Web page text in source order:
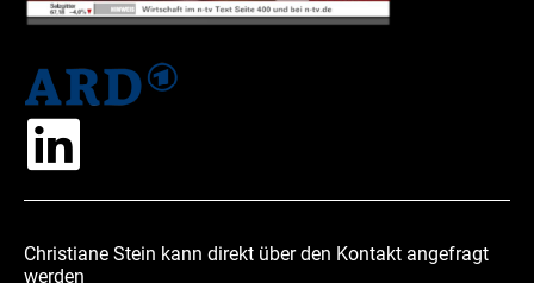
Christiane Stein kann direkt über den Kontakt angefragt
werden